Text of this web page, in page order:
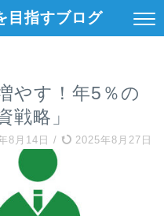
目指すブログ
やす！年5％の
戦略」
8月14日 / 2025年8月27日